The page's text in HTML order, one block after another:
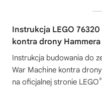
Instrukcja LEGO
kontra drony Hammera
Instrukcja budowania do
War Machine kontra
na oficjalnej stronie LEGO®